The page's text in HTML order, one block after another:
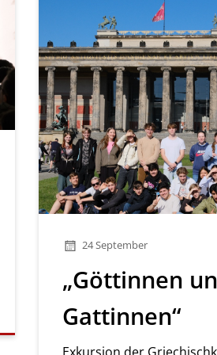
24 September
„Göttinnen
Gattinnen“